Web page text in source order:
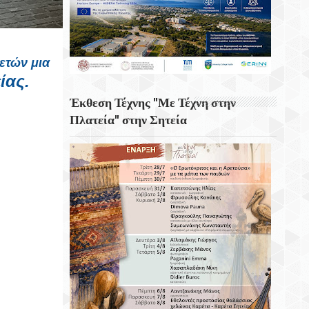
μια
Του Διαδικτύου
6 Αυγούστου 1945 Η Ημέρα Που Το
Αμερικανικό Βομβαρδιστικό «Enola Gay»
Σκόρπισε Τον Θάνατο Στη Χιροσίμα
Η Στοκχόλμη Η Πρωτεύουσα Της
Σουηδίας
Εορτή Της Μεταμορφώσεως Του Σωτήρος
Στο Χωριό Απίδια Σητείας - Του Γεωργίου
Αυγουστινάκη
Το Εκκλησάκι Του Τιμίου Σταυρού Στο
Στρούμπουλα
6 Αυγούστου 1999 Φεύγει Απο Την Ζωή Η
Ρίτα Σακελαρίου
Eορτή Της Μεταμόρφωσης Του Σωτήρος
Έκθεση Τέχνης "Με Τέχνη στην
Πλατεία" στην Σητεία